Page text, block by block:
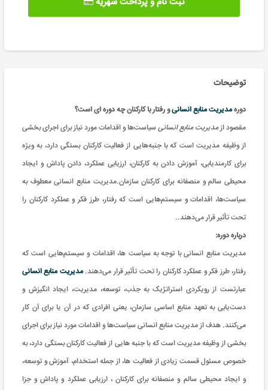
توضیحات
دورهمدیریت منابع انسانیو رفتار با کارکنان چه دوره ای است؟
مقصود ازمدیريت منابع انسانیسیاست‌ها و اقدامات مورد نیاز برای اجرای بخشی
از وظیفه مدیريت است که با جنبه‌هایی از فعالیت‌ کارکنان بستگی دارد، به ويژه
برای کارمندیابی، آموزش دادن به کارکنان، ارزيابی عملکرد، دادن پاداش و ایجاد
محیطی سالم و منصفانه برای کارکنان سازمان.مدیريت منابع انسانی معطوف به
سیاست‌ها، اقدامات و سیستم‌هایی است که رفتار، طرز فکر و عملکرد کارکنان را
تحت تأثیر قرار می‌دهند..
درباره دوره:
مدیریت منابع انسانی با توجه به سیاست ها، اقدامات و سیستم‌هایی است که
رفتار، طرز فکر و عملکرد کارکنان را تحت تأثیر قرار می‌دهند.مدیریت منابع انسانی
عبارتست از رویکردی استراتژیک به جذب، توسعه، مدیریت، ایجاد انگیزش و
دست‌یابی به تعهد منابع اساسی سازمان، یعنی افرادی که در آن یا برای آن کار
می‌کنند. هدف از مدیریت منابع انسانی سیاست‌ها و اقدامات مورد نیاز برای اجرای
بخشی از وظیفه مدیریت است که با جنبه هایی از فعالیت‌ کارکنان بستگی دارد، به
خصوص مسئول قسمت زیادی از فعالیت ها، از جمله استخدام، آموزش و توسعه،
و ایجاد محیطی سالم و منصفانه برای کارکنان ، ارزیابی عملکرد و پاداش و جزا